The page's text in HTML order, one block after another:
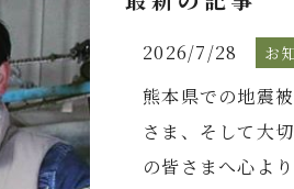
2026/7/28 お
熊本県での地震
さま、そして大
の皆さまへ心よ